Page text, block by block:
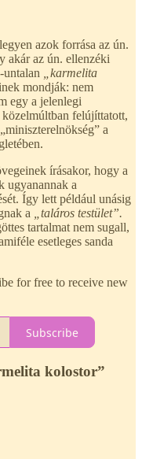
azok forrása az ún.
akár az ún. ellenzéki
untalan
„karmelita
mondják: nem
egy a jelenlegi
felújíttatott,
a
írásakor, hogy a
ugyanannak a
Így lett például unásig
a
„taláros testület”.
tartalmat nem sugall,
esetleges sanda
for free to receive new
Subscribe
kolostor”